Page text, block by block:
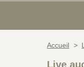
Accueil >
Live